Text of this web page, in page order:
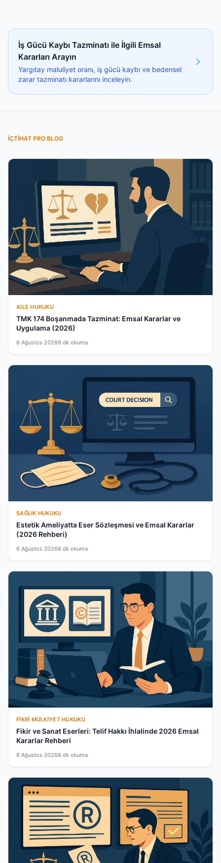
İş Gücü Kaybı Tazminatı ile İlgili Emsal
Kararları Arayın
Yargıtay maluliyet oranı, iş gücü kaybı ve bedensel
zarar tazminatı kararlarını inceleyin.
İÇTIHAT PRO BLOG
AILE HUKUKU
TMK 174 Boşanmada Tazminat: Emsal Kararlar ve
Uygulama (2026)
6 Ağustos 20269 dk okuma
SAĞLIK HUKUKU
Estetik Ameliyatta Eser Sözleşmesi ve Emsal Kararlar
(2026 Rehberi)
6 Ağustos 20268 dk okuma
FIKRI MÜLKIYET HUKUKU
Fikir ve Sanat Eserleri: Telif Hakkı İhlalinde 2026 Emsal
Kararlar Rehberi
6 Ağustos 20268 dk okuma